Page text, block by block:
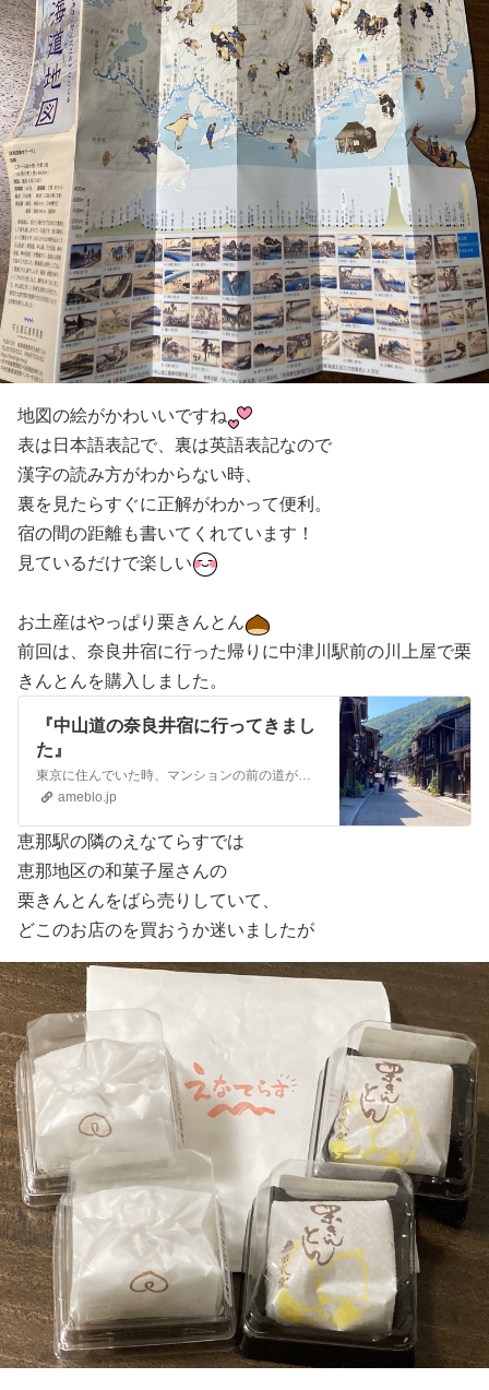
地図の絵がかわいいですね
表は日本語表記で、裏は英語表記なので
漢字の読み方がわからない時、
裏を見たらすぐに正解がわかって便利。
宿の間の距離も書いてくれています！
見ているだけで楽しい
お土産はやっぱり栗きんとん
前回は、奈良井宿に行った帰りに中津川駅前の川上屋で栗
きんとんを購入しました。
『中山道の奈良井宿に行ってきまし
た』
東京に住んでいた時、マンションの前の道が中山道でした。それがきっかけで中山道に興味を持つようになりました。 週末、中山道広重美術館に行こうと思っていましたがお…
ameblo.jp
恵那駅の隣のえなてらすでは
恵那地区の和菓子屋さんの
栗きんとんをばら売りしていて、
どこのお店のを買おうか迷いましたが